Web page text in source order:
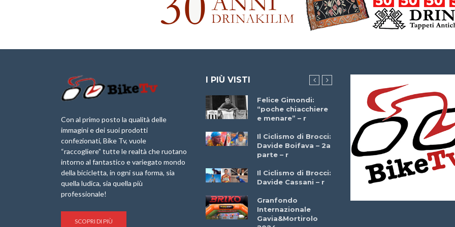
Con al primo posto la qualità delle
immagini e dei suoi prodotti
confezionati, Bike Tv, vuole
“raccogliere” tutte le realtà che ruotano
intorno al fantastico e variegato mondo
della bicicletta, in ogni sua forma, sia
quella ludica, sia quella più
professionale!
SCOPRI DI PIÙ
I PIÙ VISTI
Briko Torino – 11
Maggio 2025 – r
Minerva Edizioni e
Giancarlo Brocci
per “Bartali l’Ultimo
Marathon 2025”
IX Ed. “Tra
Borghi&Castelli” –
Anteprima
1a Edizione
Granfondo
Felice Gimondi:
“poche chiacchiere
e menare” – r
Il Ciclismo di Brocci:
Davide Boifava – 2a
parte – r
Il Ciclismo di Brocci:
Davide Cassani – r
Granfondo
Internazionale
Gavia&Mortirolo
Brocci Incontra
Giuseppe Martinelli
– r
Che cos’è il
triathlon? Con
Simone Diamantini
– r
Marzo 2025 –